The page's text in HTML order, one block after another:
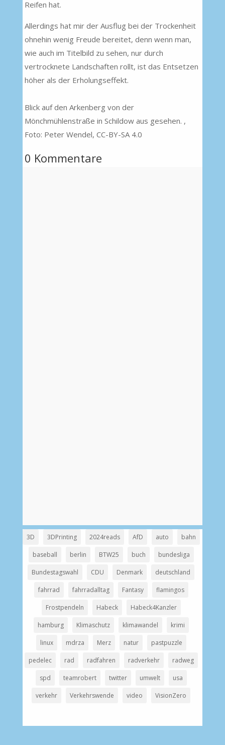
Reifen hat.
Allerdings hat mir der Ausflug bei der Trockenheit
ohnehin wenig Freude bereitet, denn wenn man,
wie auch im Titelbild zu sehen, nur durch
vertrocknete Landschaften rollt, ist das Entsetzen
höher als der Erholungseffekt.
Blick auf den Arkenberg von der
Mönchmühlenstraße in Schildow aus gesehen. ,
Foto: Peter Wendel, CC-BY-SA 4.0
0 Kommentare
3D 3DPrinting 2024reads AfD auto bahn
baseball berlin BTW25 buch bundesliga
Bundestagswahl CDU Denmark deutschland
fahrrad fahrradalltag Fantasy flamingos
Frostpendeln Habeck Habeck4Kanzler
hamburg Klimaschutz klimawandel krimi
linux mdrza Merz natur pastpuzzle
pedelec rad radfahren radverkehr radweg
spd teamrobert twitter umwelt usa
verkehr Verkehrswende video VisionZero